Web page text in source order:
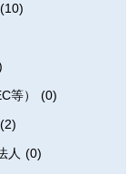
(10)
等）
(0)
(2)
人 (0)